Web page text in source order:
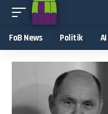
FoB News Politik